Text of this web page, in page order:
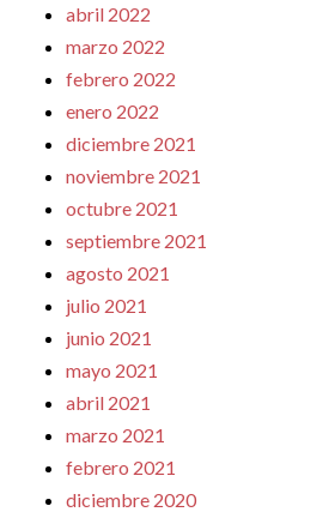
abril 2022
marzo 2022
febrero 2022
enero 2022
diciembre 2021
noviembre 2021
octubre 2021
septiembre 2021
agosto 2021
julio 2021
junio 2021
mayo 2021
abril 2021
marzo 2021
febrero 2021
diciembre 2020